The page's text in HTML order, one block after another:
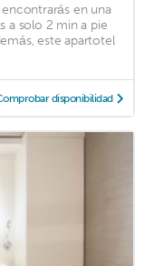
en una
a solo 2 min a pie
este apartotel
disponibilidad